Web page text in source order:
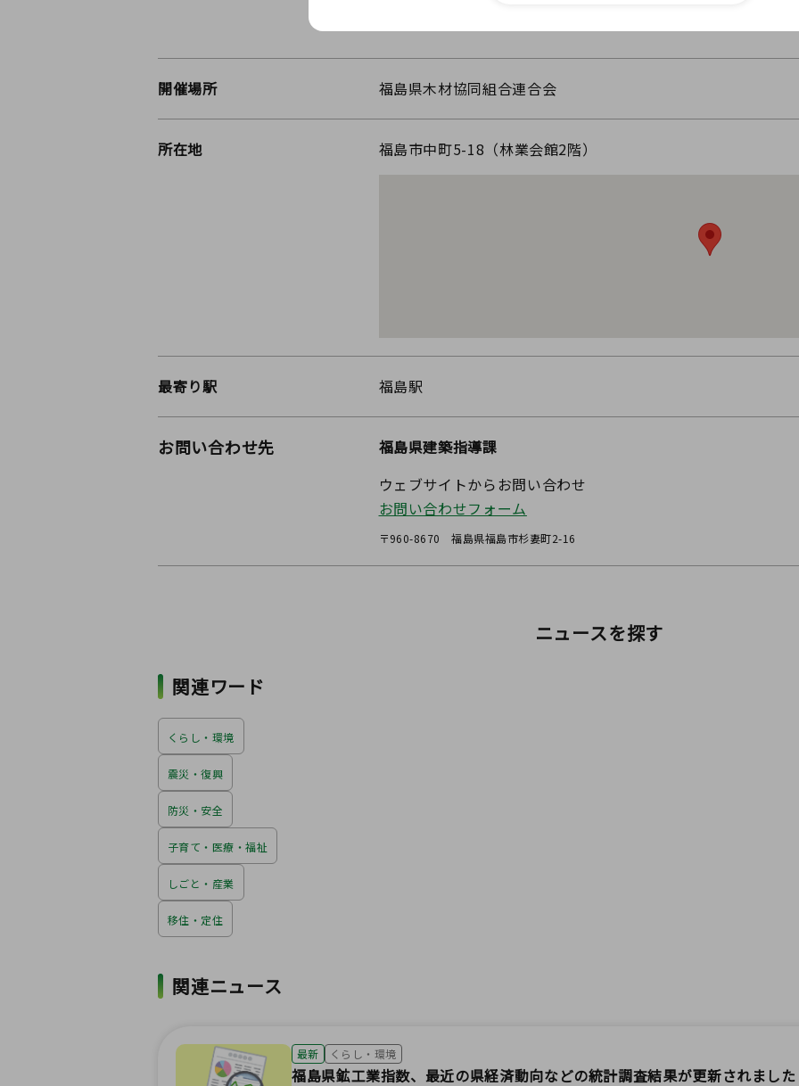
開催場所 福島県木材協同組合連合会
所在地 福島市中町5-18（林業会館2階）
最寄り駅 福島駅
お問い合わせ先
福島県建築指導課
ウェブサイトからお問い合わせ
お問い合わせフォーム
〒960-8670 福島県福島市杉妻町2-16
ニュースを探す
関連ワード
くらし・環境
震災・復興
防災・安全
子育て・医療・福祉
しごと・産業
移住・定住
関連ニュース
最新 くらし・環境
福島県鉱工業指数、最近の県経済動向などの統計調査結果が更新されまし